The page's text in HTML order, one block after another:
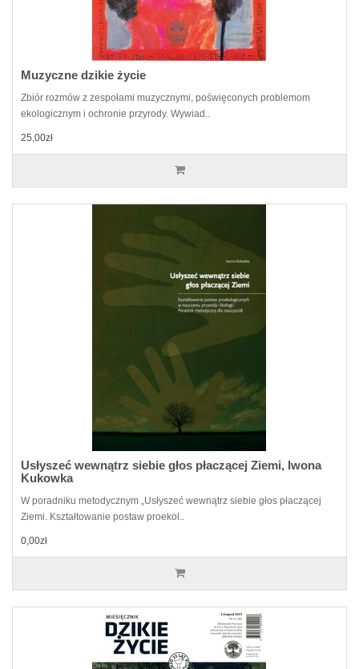
Muzyczne dzikie życie
Zbiór rozmów z zespołami muzycznymi, poświęconych problemom
ekologicznym i ochronie przyrody. Wywiad..
25,00zł
Usłyszeć wewnątrz siebie głos płaczącej Ziemi, Iwona
Kukowka
W poradniku metodycznym „Usłyszeć wewnątrz siebie głos płaczącej
Ziemi. Kształtowanie postaw proekol..
0,00zł